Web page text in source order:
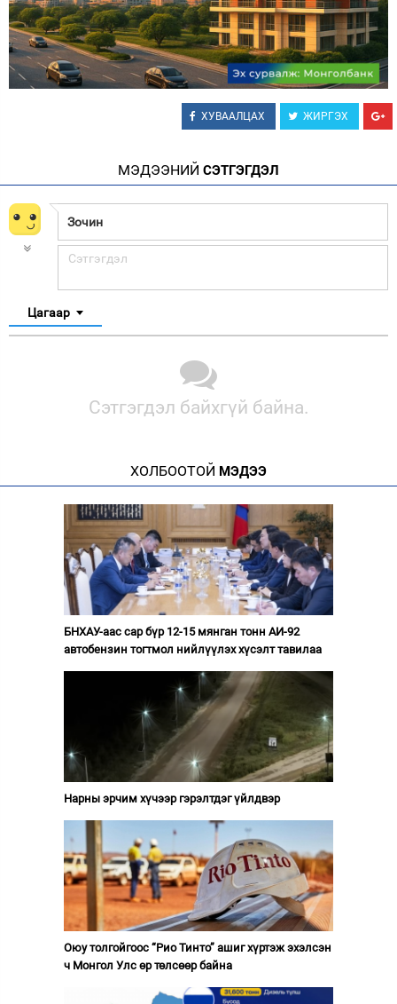
ХУВААЛЦАХ ЖИРГЭХ
МЭДЭЭНИЙ СЭТГЭГДЭЛ
Цагаар
Сэтгэгдэл байхгүй байна.
ХОЛБООТОЙ МЭДЭЭ
БНХАУ-аас сар бүр 12-15 мянган тонн АИ-92
автобензин тогтмол нийлүүлэх хүсэлт тавилаа
Нарны эрчим хүчээр гэрэлтдэг үйлдвэр
Оюу толгойгоос “Рио Тинто” ашиг хүртэж эхэлсэн
ч Монгол Улс өр төлсөөр байна